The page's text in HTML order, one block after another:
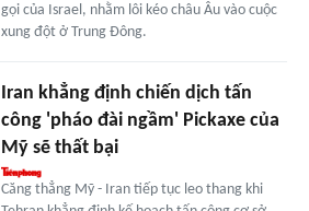
gọi của Israel, nhằm lôi kéo châu Âu vào cuộc
xung đột ở Trung Đông.
Iran khẳng định chiến dịch tấn
công 'pháo đài ngầm' Pickaxe của
Mỹ sẽ thất bại
Căng thẳng Mỹ - Iran tiếp tục leo thang khi